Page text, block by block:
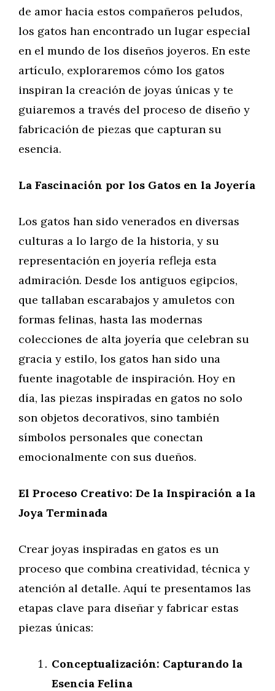
de amor hacia estos compañeros peludos,
los gatos han encontrado un lugar especial
en el mundo de los diseños joyeros. En este
artículo, exploraremos cómo los gatos
inspiran la creación de joyas únicas y te
guiaremos a través del proceso de diseño y
fabricación de piezas que capturan su
esencia.
La Fascinación por los Gatos en la Joyería
Los gatos han sido venerados en diversas
culturas a lo largo de la historia, y su
representación en joyería refleja esta
admiración. Desde los antiguos egipcios,
que tallaban escarabajos y amuletos con
formas felinas, hasta las modernas
colecciones de alta joyería que celebran su
gracia y estilo, los gatos han sido una
fuente inagotable de inspiración. Hoy en
día, las piezas inspiradas en gatos no solo
son objetos decorativos, sino también
símbolos personales que conectan
emocionalmente con sus dueños.
El Proceso Creativo: De la Inspiración a la
Joya Terminada
Crear joyas inspiradas en gatos es un
proceso que combina creatividad, técnica y
atención al detalle. Aquí te presentamos las
etapas clave para diseñar y fabricar estas
piezas únicas:
Conceptualización: Capturando la
Esencia Felina